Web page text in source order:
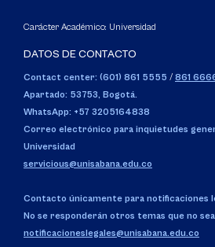
Carácter Académico: Universidad
DATOS DE CONTACTO
Contact center: (601) 861 5555 / 861
Apartado: 53753, Bogotá.
WhatsApp: +57 3205164838
Correo electrónico para inquietudes
Universidad
servicious@unisabana.edu.co
Contacto únicamente para notificaciones
No se responderán otros temas que no
notificacioneslegales@unisabana.edu.co